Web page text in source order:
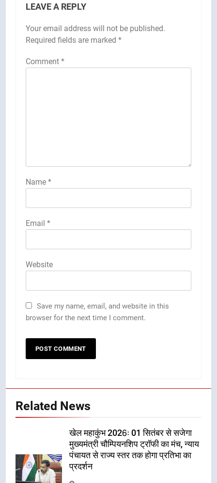
LEAVE A REPLY
Your email address will not be published.
Required fields are marked *
Comment *
Name *
Email *
Website
Save my name, email, and website in this
browser for the next time I comment.
Related News
खेल महाकुंभ 2026ः 01 सितंबर से सजेगा
मुख्यमंत्री चौम्पियनशिप ट्रॉफी का मंच, न्याय
पंचायत से राज्य स्तर तक होगा प्रतिभा का
प्रदर्शन